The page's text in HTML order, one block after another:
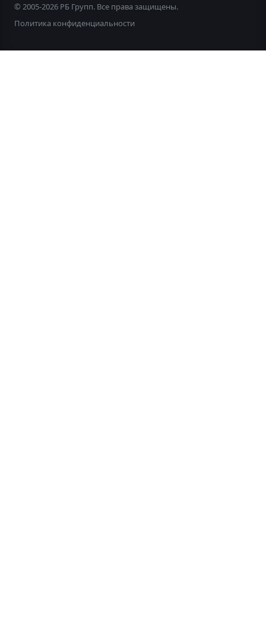
© 2005-2026 РБ Групп. Все права защищены.
Политика конфиденциальности